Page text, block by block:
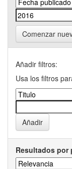
Comenzar
Añadir filtros:
Usa los filtros
Resultados por